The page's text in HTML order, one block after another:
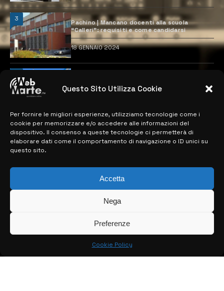
Questo Sito Utilizza Cookie
Per fornire le migliori esperienze, utilizziamo tecnologie come i
cookie per memorizzare e/o accedere alle informazioni del
dispositivo. Il consenso a queste tecnologie ci permetterà di
elaborare dati come il comportamento di navigazione o ID unici su
questo sito.
Accetta
Nega
Preferenze
Cookie Policy
3
Pachino | Mancano docenti alla scuola
“Calleri”: requisiti e come candidarsi
18 GENNAIO 2024
Microelectronics: centinaia di assunzioni
previste
MAPPA DEL SITO
> NOTIZIE